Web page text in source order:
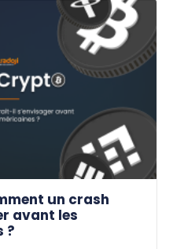
un crash
avant les
?